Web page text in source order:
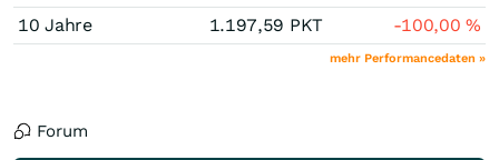
10 Jahre
1.197,59 PKT -100,00%
mehr Performancedaten »
Forum